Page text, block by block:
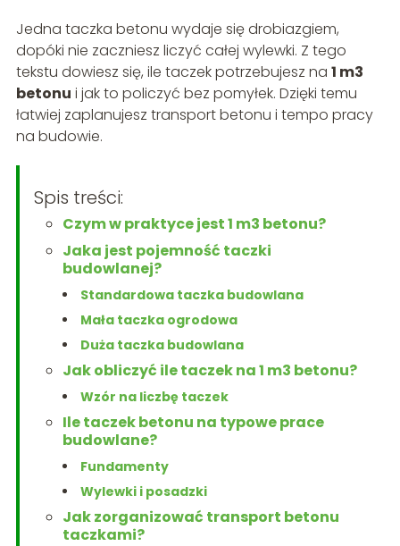
Jedna taczka betonu wydaje się drobiazgiem,
dopóki nie zaczniesz liczyć całej wylewki. Z tego
tekstu dowiesz się, ile taczek potrzebujesz na 1 m3
betonu i jak to policzyć bez pomyłek. Dzięki temu
łatwiej zaplanujesz transport betonu i tempo pracy
na budowie.
Spis treści:
Czym w praktyce jest 1 m3 betonu?
Jaka jest pojemność taczki
budowlanej?
Standardowa taczka budowlana
Mała taczka ogrodowa
Duża taczka budowlana
Jak obliczyć ile taczek na 1 m3 betonu?
Wzór na liczbę taczek
Ile taczek betonu na typowe prace
budowlane?
Fundamenty
Wylewki i posadzki
Jak zorganizować transport betonu
taczkami?